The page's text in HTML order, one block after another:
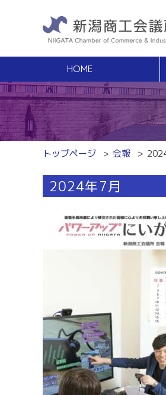
HOME
経営支援
経営相談
無料窓口相談
専門家ネットワーク
経営安定特別相談室
中小企業支援サイト「ミラサポ」
新潟県建設サポートセンター
税務相談（無料相談窓口）
労務・雇用・賃金相談（無料相談
福利
健康増進サポート
トップページ 会報
2024年7月